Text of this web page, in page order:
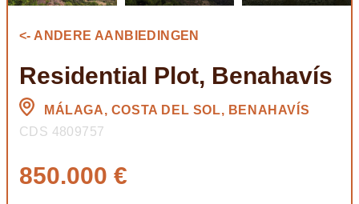
<- ANDERE AANBIEDINGEN
Residential Plot, Benahavís
MÁLAGA, COSTA DEL SOL, BENAHAVÍS
CDS 4809757
850.000 €